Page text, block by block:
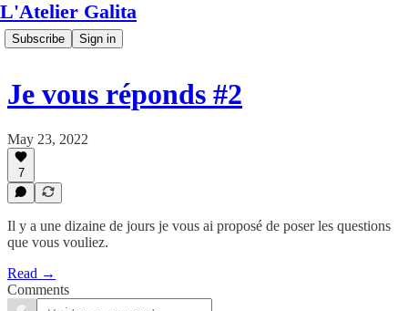
L'Atelier Galita
Subscribe Sign in
Je vous réponds #2
May 23, 2022
7
Il y a une dizaine de jours je vous ai proposé de poser les questions
que vous vouliez.
Read →
Comments